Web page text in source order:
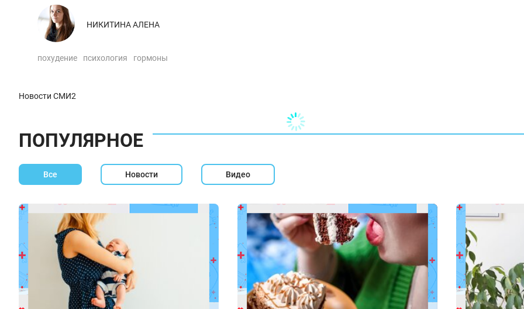
НИКИТИНА АЛЕНА
похудение психология гормоны
Новости СМИ2
ПОПУЛЯРНОЕ
Все Новости Видео